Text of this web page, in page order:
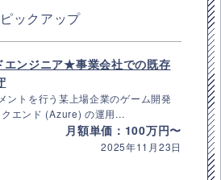
ピックアップ
エンジニア★事業会社での既存
ントを行う某上場企業のゲーム開発
エンド (Azure) の運用...
月額単価：100万円〜
2025年11月23日